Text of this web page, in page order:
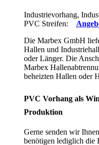
Industrievorhang,
PVC Streifen:
Die Marbex GmbH
Hallen und
oder Länger. Die
Marbex
beheizten Hallen oder
PVC Vorhang als
Produktion
Gerne senden wir
benötigen lediglich die